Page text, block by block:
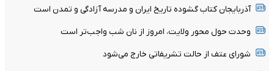
آذربایجان کتاب گشوده تاریخ ایران و مدرسه آزادگی و تمدن است
وحدت حول محور ولایت، امروز از نان شب واجب‌تر است
شورای عتف از حالت تشریفاتی خارج می‌شود